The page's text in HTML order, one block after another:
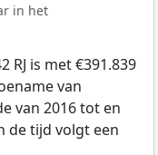
in het
is met €391.839
van
van 2016 tot en
de tijd volgt een